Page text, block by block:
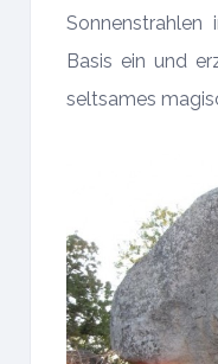
Basis ein und
seltsames